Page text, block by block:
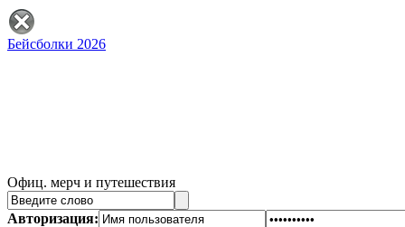
Бейсболки 2026
Офиц. мерч и путешествия
Авторизация: